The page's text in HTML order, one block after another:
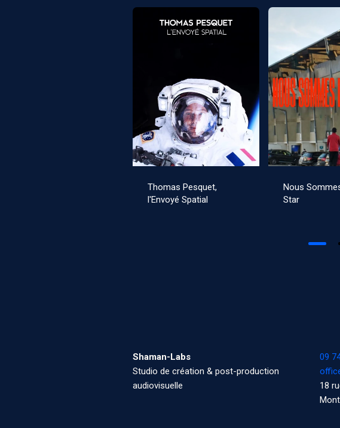
Thomas Pesquet,
l'Envoyé Spatial
Nous
Star
Shaman-Labs
Studio de création & post-production
audiovisuelle
09
18